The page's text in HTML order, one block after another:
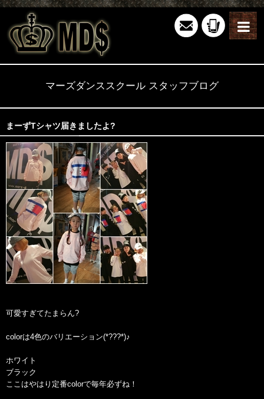
マーズダンススクール スタッフブログ
まーずTシャツ届きましたよ?
可愛すぎてたまらん?
colorは4色のバリエーション(*???*)♪
ホワイト
ブラック
ここはやはり定番colorで毎年必ずね！